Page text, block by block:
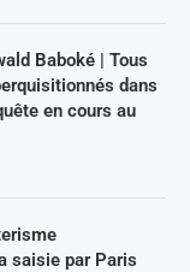
Baboké | Tous
dans
en cours au
saisie par Paris